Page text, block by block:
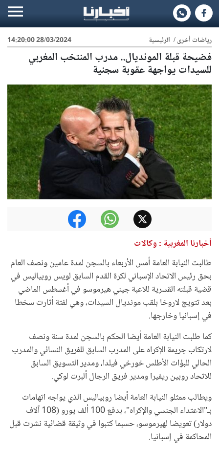
28/03/2024 14:20:00 رياضات أخرى/ الرئيسية
فضيحة قبلة المونديال.. مدرب المنتخب المغربي
للسيدات يواجهة عقوبة سجنية
أخبارنا المغربية : وكالات
طالبت النيابة العامة أمس الأربعاء بالسجن لمدة عامين ونصف العام
بحق رئيس الاتحاد الإسباني لكرة القدم السابق لويس روبياليس في
قضية قبلته القسرية للاعبة جيني هيرموسو في أغسطس الماضي
بعد تتويج لاروخا بلقب مونديال السيدات، وهي لفتة أثارت سخطا
في إسبانيا وخارجها.
كما طلبت النيابة العامة أيضا الحكم بالسجن لمدة سنة ونصف
لارتكاب جريمة الإكراه على المدرب السابق للفريق النسائي والمدرب
الحالي للبؤات الأطلس خورخي فيلدا، ومدير التسويق السابق
للاتحاد روبين ريفيرا ومدير فريق الرجال ألبرت لوكي.
ويطالب ممثلو النيابة العامة أيضا روبياليس الذي يواجه اتهامات
بـ"الاعتداء الجنسي والإكراه"، بدفع 100 ألف يورو (108 آلاف
دولار) تعويضا لهيرموسو، حسبما كتبوا في وثيقة قضائية نشرت قبل
المحاكمة في إسبانيا.